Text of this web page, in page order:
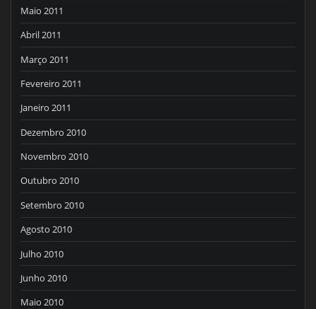
Maio 2011
Abril 2011
Março 2011
Fevereiro 2011
Janeiro 2011
Dezembro 2010
Novembro 2010
Outubro 2010
Setembro 2010
Agosto 2010
Julho 2010
Junho 2010
Maio 2010